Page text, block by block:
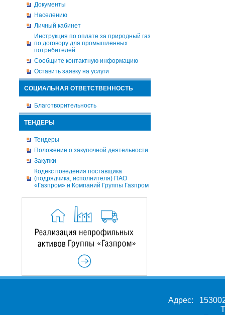
Документы
Населению
Личный кабинет
Инструкция по оплате за природный газ
по договору для промышленных
потребителей
Сообщите контактную информацию
Оставить заявку на услуги
СОЦИАЛЬНАЯ ОТВЕТСТВЕННОСТЬ
Благотворительность
ТЕНДЕРЫ
Тендеры
Положение о закупочной деятельности
Закупки
Кодекс поведения поставщика
(подрядчика, исполнителя) ПАО
«Газпром» и Компаний Группы Газпром
Адрес: